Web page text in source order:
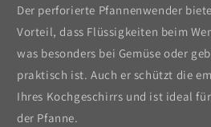
Der perforierte Pfannenwender
Vorteil, dass Flüssigkeiten beim
was besonders bei Gemüse oder
praktisch ist. Auch er schützt die
Ihres Kochgeschirrs und ist ideal
der Pfanne.